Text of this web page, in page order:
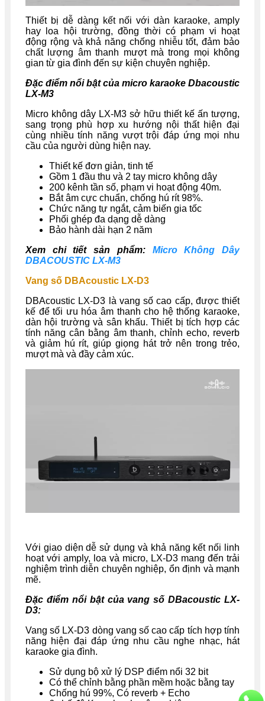
Thiết bị dễ dàng kết nối với dàn karaoke, amply
hay loa hội trường, đồng thời có phạm vi hoạt
động rộng và khả năng chống nhiễu tốt, đảm bảo
chất lượng âm thanh mượt mà trong mọi không
gian từ gia đình đến sự kiện chuyên nghiệp.
Đặc điểm nổi bật của micro karaoke Dbacoustic
LX-M3
Micro không dây LX-M3 sở hữu thiết kế ấn tượng,
sang trọng phù hợp xu hướng nội thất hiện đại
cùng nhiều tính năng vượt trội đáp ứng mọi nhu
cầu của người dùng hiện nay.
Thiết kế đơn giản, tinh tế
Gồm 1 đầu thu và 2 tay micro không dây
200 kênh tần số, phạm vi hoạt động 40m.
Bắt âm cực chuẩn, chống hú rít 98%.
Chức năng tự ngắt, cảm biến gia tốc
Phối ghép đa dạng dễ dàng
Bảo hành dài hạn 2 năm
Xem chi tiết sản phẩm: Micro Không Dây
DBACOUSTIC LX-M3
Vang số DBAcoustic LX-D3
DBAcoustic LX-D3 là vang số cao cấp, được thiết
kế để tối ưu hóa âm thanh cho hệ thống karaoke,
dàn hội trường và sân khấu. Thiết bị tích hợp các
tính năng cân bằng âm thanh, chỉnh echo, reverb
và giảm hú rít, giúp giọng hát trở nên trong trẻo,
mượt mà và đầy cảm xúc.
Với giao diện dễ sử dụng và khả năng kết nối linh
hoạt với amply, loa và micro, LX-D3 mang đến trải
nghiệm trình diễn chuyên nghiệp, ổn định và mạnh
mẽ.
Đặc điểm nổi bật của vang số DBacoustic LX-
D3:
Vang số LX-D3 dòng vang số cao cấp tích hợp tính
năng hiện đại đáp ứng nhu cầu nghe nhạc, hát
karaoke gia đình.
Sử dụng bộ xử lý DSP điểm nổi 32 bit
Có thể chỉnh bằng phần mềm hoặc bằng tay
Chống hú 99%, Có reverb + Echo